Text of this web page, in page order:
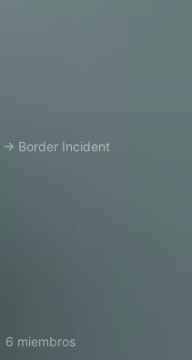
→ Border Incident
6 miembros